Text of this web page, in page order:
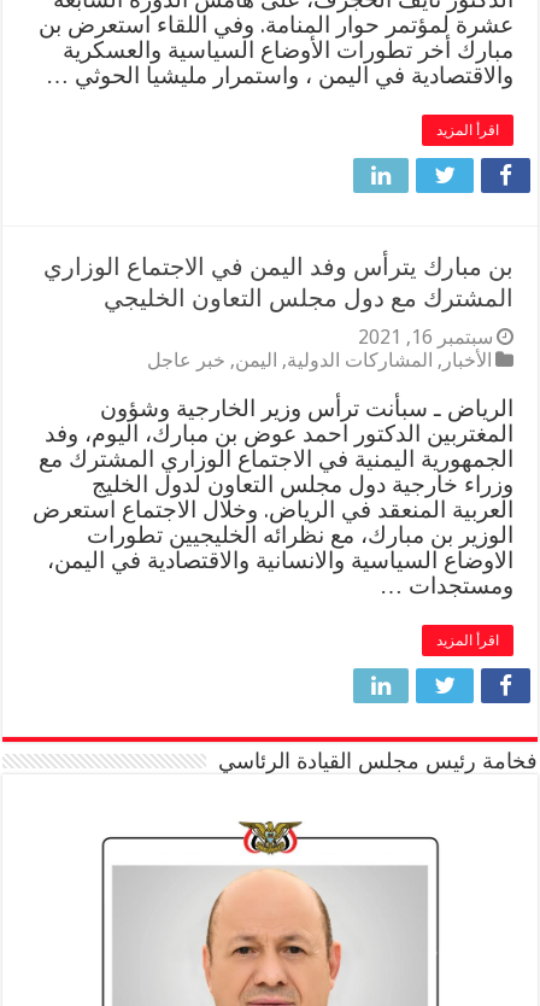
عشرة لمؤتمر حوار المنامة. وفي اللقاء استعرض بن
مبارك أخر تطورات الأوضاع السياسية والعسكرية
والاقتصادية في اليمن ، واستمرار مليشيا الحوثي …
اقرأ المزيد
بن مبارك يترأس وفد اليمن في الاجتماع الوزاري
المشترك مع دول مجلس التعاون الخليجي
سبتمبر 16, 2021
الأخبار , المشاركات الدولية, اليمن, خبر عاجل
الرياض ـ سبأنت ترأس وزير الخارجية وشؤون
المغتربين الدكتور احمد عوض بن مبارك، اليوم، وفد
الجمهورية اليمنية في الاجتماع الوزاري المشترك مع
وزراء خارجية دول مجلس التعاون لدول الخليج
العربية المنعقد في الرياض. وخلال الاجتماع استعرض
الوزير بن مبارك، مع نظرائه الخليجيين تطورات
الاوضاع السياسية والانسانية والاقتصادية في اليمن،
ومستجدات …
اقرأ المزيد
فخامة رئيس مجلس القيادة الرئاسي